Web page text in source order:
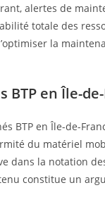
alertes de
totale des
la
en Île-
BTP en Île-de-
du matériel
dans la notation
constitue un